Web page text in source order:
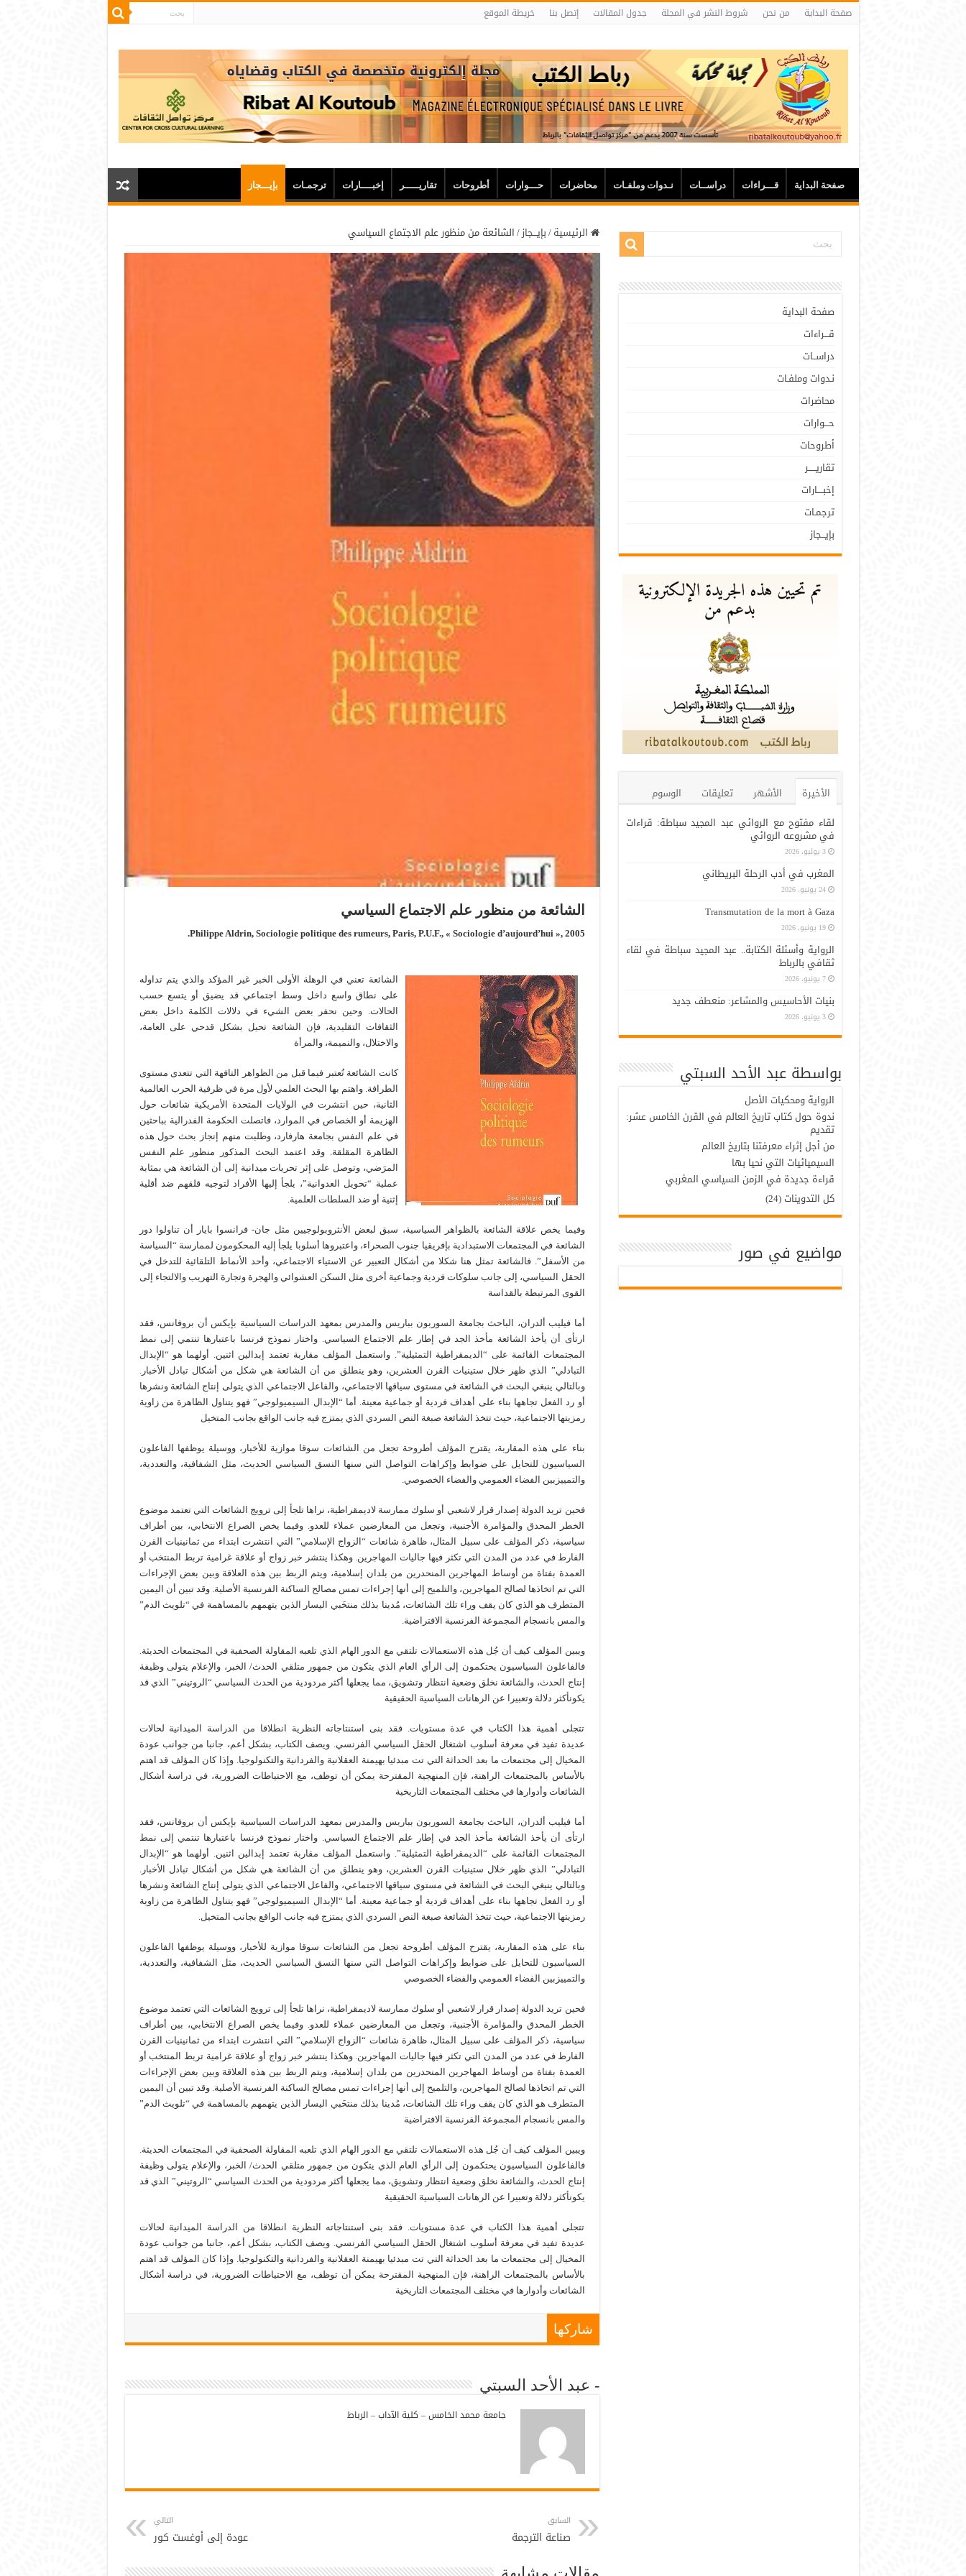
صفحة البداية من نحن شروط النشر في المجلة جدول المقالات إتصل بنا خريطة الموقع
صفحة البداية قـــراءات دراســات نـدوات وملفـات محاضرات حـــوارات أطروحات تقاريـــــر إخبــــارات ترجمـات بإيـــجاز
الرئيسية/بإيـــجاز/الشائعة من منظور علم الاجتماع السياسي
الشائعة من منظور علم الاجتماع السياسي
Philippe Aldrin, Sociologie politique des rumeurs, Paris, P.U.F., « Sociologie d’aujourd’hui », 2005.
الشائعة تعني في الوهلة الأولى الخبر غير المؤكد والذي يتم تداوله
على نطاق واسع داخل وسط اجتماعي قد يضيق أو يتسع حسب
الحالات. وحين نحفر بعض الشيء في دلالات الكلمة داخل بعض
الثقافات التقليدية، فإن الشائعة تحيل بشكل قدحي على العامة،
والاختلال، والنميمة، والمرأة
كانت الشائعة تُعتبر فيما قبل من الظواهر التافهة التي تتعدى مستوى
الطرافة. واهتم بها البحث العلمي لأول مرة في ظرفية الحرب العالمية
الثانية، حين انتشرت في الولايات المتحدة الأمريكية شائعات حول
الهزيمة أو الخصاص في الموارد، فاتصلت الحكومة الفدرالية بباحثين
في علم النفس بجامعة هارفارد، وطلبت منهم إنجاز بحث حول هذه
الظاهرة المقلقة. وقد اعتمد البحث المذكور منظور علم النفس
المرَضي، وتوصل على إثر تحريات ميدانية إلى أن الشائعة هي بمثابة
عملية “تحويل العدوانية”، يلجأ إليها الأفراد لتوجيه قلقهم ضد أقلية
إثنية أو ضد السلطات العلمية.
وفيما يخص علاقة الشائعة بالظواهر السياسية، سبق لبعض الأنثروبولوجيين مثل جان- فرانسوا بايار أن تناولوا دور
الشائعة في المجتمعات الاستبدادية بإفريقيا جنوب الصحراء، واعتبروها أسلوبا يلجأ إليه المحكومون لممارسة “السياسة
من الأسفل”. فالشائعة تمثل هنا شكلا من أشكال التعبير عن الاستياء الاجتماعي، وأحد الأنماط التلقائية للتدخل في
الحقل السياسي، إلى جانب سلوكات فردية وجماعية أخرى مثل السكن العشوائي والهجرة وتجارة التهريب والالتجاء إلى
القوى المرتبطة بالقداسة
أما فيليب ألدران، الباحث بجامعة السوربون بباريس والمدرس بمعهد الدراسات السياسية بإيكس أن بروفانس، فقد
ارتأى أن يأخذ الشائعة مأخذ الجد في إطار علم الاجتماع السياسي. واختار نموذج فرنسا باعتبارها تنتمي إلى نمط
المجتمعات القائمة على “الديمقراطية التمثيلية”. واستعمل المؤلف مقاربة تعتمد إبدالين اثنين. أولهما هو “الإبدال
التبادلي” الذي ظهر خلال ستينيات القرن العشرين، وهو ينطلق من أن الشائعة هي شكل من أشكال تبادل الأخبار.
وبالتالي ينبغي البحث في الشائعة في مستوى سياقها الاجتماعي، والفاعل الاجتماعي الذي يتولى إنتاج الشائعة ونشرها
أو رد الفعل تجاهها بناء على أهداف فردية أو جماعية معينة. أما “الإبدال السيميولوجي” فهو يتناول الظاهرة من زاوية
رمزيتها الاجتماعية، حيث تتخذ الشائعة صبغة النص السردي الذي يمتزج فيه جانب الواقع بجانب المتخيل
بناء على هذه المقاربة، يقترح المؤلف أطروحة تجعل من الشائعات سوقا موازية للأخبار، ووسيلة يوظفها الفاعلون
السياسيون للتحايل على ضوابط وإكراهات التواصل التي سنها النسق السياسي الحديث، مثل الشفافية، والتعددية،
والتمييزبين الفضاء العمومي والفضاء الخصوصي.
فحين تريد الدولة إصدار قرار لاشعبي أو سلوك ممارسة لاديمقراطية، نراها تلجأ إلى ترويج الشائعات التي تعتمد موضوع
الخطر المحدق والمؤامرة الأجنبية، وتجعل من المعارضين عملاء للعدو. وفيما يخص الصراع الانتخابي، بين أطراف
سياسية، ذكر المؤلف على سبيل المثال، ظاهرة شائعات “الزواج الإسلامي” التي انتشرت ابتداء من ثمانينيات القرن
الفارط في عدد من المدن التي تكثر فيها جاليات المهاجرين. وهكذا ينتشر خبر زواج أو علاقة غرامية تربط المنتخب أو
العمدة بفتاة من أوساط المهاجرين المنحدرين من بلدان إسلامية، ويتم الربط بين هذه العلاقة وبين بعض الإجراءات
التي تم اتخاذها لصالح المهاجرين، والتلميح إلى أنها إجراءات تمس مصالح الساكنة الفرنسية الأصلية. وقد تبين أن اليمين
المتطرف هو الذي كان يقف وراء تلك الشائعات، مُدينا بذلك منتخَبي اليسار الذين يتهمهم بالمساهمة في “تلويث الدم”
والمس بانسجام المجموعة الفرنسية الافتراضية.
ويبين المؤلف كيف أن جُل هذه الاستعمالات تلتقي مع الدور الهام الذي تلعبه المقاولة الصحفية في المجتمعات الحديثة.
فالفاعلون السياسيون يحتكمون إلى الرأي العام الذي يتكون من جمهور متلقي الحدث/ الخبر، والإعلام يتولى وظيفة
إنتاج الحدث، والشائعة نخلق وضعية انتظار وتشويق، مما يجعلها أكثر مردودية من الحدث السياسي “الروتيني” الذي قد
يكونأكثر دلالة وتعبيرا عن الرهانات السياسية الحقيقية
تتجلى أهمية هذا الكتاب في عدة مستويات. فقد بنى استنتاجاته النظرية انطلاقا من الدراسة الميدانية لحالات
عديدة تفيد في معرفة أسلوب اشتغال الحقل السياسي الفرنسي. ويصف الكتاب، بشكل أعم، جانبا من جوانب عودة
المخيال إلى مجتمعات ما بعد الحداثة التي تت مبدئيا بهيمنة العقلانية والفردانية والتكنولوجيا. وإذا كان المؤلف قد اهتم
بالأساس بالمجتمعات الراهنة، فإن المنهجية المقترحة يمكن أن توظف، مع الاحتياطات الضرورية، في دراسة أشكال
الشائعات وأدوارها في مختلف المجتمعات التاريخية
أما فيليب ألدران، الباحث بجامعة السوربون بباريس والمدرس بمعهد الدراسات السياسية بإيكس أن بروفانس، فقد
ارتأى أن يأخذ الشائعة مأخذ الجد في إطار علم الاجتماع السياسي. واختار نموذج فرنسا باعتبارها تنتمي إلى نمط
المجتمعات القائمة على “الديمقراطية التمثيلية”. واستعمل المؤلف مقاربة تعتمد إبدالين اثنين. أولهما هو “الإبدال
التبادلي” الذي ظهر خلال ستينيات القرن العشرين، وهو ينطلق من أن الشائعة هي شكل من أشكال تبادل الأخبار.
وبالتالي ينبغي البحث في الشائعة في مستوى سياقها الاجتماعي، والفاعل الاجتماعي الذي يتولى إنتاج الشائعة ونشرها
أو رد الفعل تجاهها بناء على أهداف فردية أو جماعية معينة. أما “الإبدال السيميولوجي” فهو يتناول الظاهرة من زاوية
رمزيتها الاجتماعية، حيث تتخذ الشائعة صبغة النص السردي الذي يمتزج فيه جانب الواقع بجانب المتخيل.
بناء على هذه المقاربة، يقترح المؤلف أطروحة تجعل من الشائعات سوقا موازية للأخبار، ووسيلة يوظفها الفاعلون
السياسيون للتحايل على ضوابط وإكراهات التواصل التي سنها النسق السياسي الحديث، مثل الشفافية، والتعددية،
والتمييزبين الفضاء العمومي والفضاء الخصوصي
فحين تريد الدولة إصدار قرار لاشعبي أو سلوك ممارسة لاديمقراطية، نراها تلجأ إلى ترويج الشائعات التي تعتمد موضوع
الخطر المحدق والمؤامرة الأجنبية، وتجعل من المعارضين عملاء للعدو. وفيما يخص الصراع الانتخابي، بين أطراف
سياسية، ذكر المؤلف على سبيل المثال، ظاهرة شائعات “الزواج الإسلامي” التي انتشرت ابتداء من ثمانينيات القرن
الفارط في عدد من المدن التي تكثر فيها جاليات المهاجرين. وهكذا ينتشر خبر زواج أو علاقة غرامية تربط المنتخب أو
العمدة بفتاة من أوساط المهاجرين المنحدرين من بلدان إسلامية، ويتم الربط بين هذه العلاقة وبين بعض الإجراءات
التي تم اتخاذها لصالح المهاجرين، والتلميح إلى أنها إجراءات تمس مصالح الساكنة الفرنسية الأصلية. وقد تبين أن اليمين
المتطرف هو الذي كان يقف وراء تلك الشائعات، مُدينا بذلك منتخَبي اليسار الذين يتهمهم بالمساهمة في “تلويث الدم”
والمس بانسجام المجموعة الفرنسية الافتراضية
ويبين المؤلف كيف أن جُل هذه الاستعمالات تلتقي مع الدور الهام الذي تلعبه المقاولة الصحفية في المجتمعات الحديثة.
فالفاعلون السياسيون يحتكمون إلى الرأي العام الذي يتكون من جمهور متلقي الحدث/ الخبر، والإعلام يتولى وظيفة
إنتاج الحدث، والشائعة نخلق وضعية انتظار وتشويق، مما يجعلها أكثر مردودية من الحدث السياسي “الروتيني” الذي قد
يكونأكثر دلالة وتعبيرا عن الرهانات السياسية الحقيقية
تتجلى أهمية هذا الكتاب في عدة مستويات. فقد بنى استنتاجاته النظرية انطلاقا من الدراسة الميدانية لحالات
عديدة تفيد في معرفة أسلوب اشتغال الحقل السياسي الفرنسي. ويصف الكتاب، بشكل أعم، جانبا من جوانب عودة
المخيال إلى مجتمعات ما بعد الحداثة التي تت مبدئيا بهيمنة العقلانية والفردانية والتكنولوجيا. وإذا كان المؤلف قد اهتم
بالأساس بالمجتمعات الراهنة، فإن المنهجية المقترحة يمكن أن توظف، مع الاحتياطات الضرورية، في دراسة أشكال
الشائعات وأدوارها في مختلف المجتمعات التاريخية
شاركها
- عبد الأحد السبتي
جامعة محمد الخامس – كلية الآداب – الرباط
السابق
صناعة الترجمة
التالي
عودة إلى أوغست كور
صفحة البداية
قـــراءات
دراســات
نـدوات وملفـات
محاضرات
حـــوارات
أطروحات
تقاريـــــر
إخبــــارات
ترجمـات
بإيـــجاز
الأخيرة الأشهر تعليقات
الوسوم
لقاء مفتوح مع الروائي عبد المجيد سباطة: قراءات
في مشروعه الروائي
3 يوليو، 2026
المغرب في أدب الرحلة البريطاني
24 يونيو، 2026
Transmutation de la mort à Gaza
19 يونيو، 2026
الرواية وأسئلة الكتابة.. عبد المجيد سباطة في لقاء
ثقافي بالرباط
7 يونيو، 2026
بنيات الأحاسيس والمشاعر: منعطف جديد
3 يونيو، 2026
بواسطة عبد الأحد السبتي
الرواية ومحكيات الأصل
ندوة حول كتاب تاريخ العالم في القرن الخامس عشر:
تقديم
من أجل إثراء معرفتنا بتاريخ العالم
السيميائيات التي نحيا بها
قراءة جديدة في الزمن السياسي المغربي
كل التدوينات (24)
مواضيع في صور